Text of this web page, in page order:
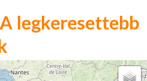
legkeresettebb